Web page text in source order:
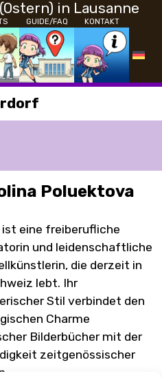
in Lausanne
GUIDE/FAQ KONTAKT
Poluektova
ist eine freiberufliche
und leidenschaftliche
die derzeit in
lebt. Ihr
Stil verbindet den
Charme
Bilderbücher mit der
zeitgenössischer